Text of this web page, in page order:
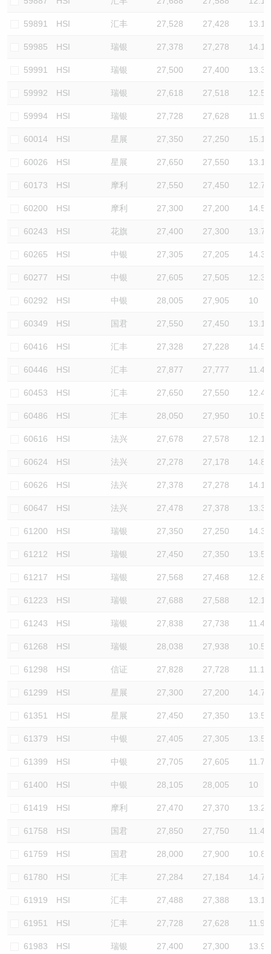
59891 HSI 汇丰 27,528 27,428 13.1
59985 HSI 瑞银 27,378 27,278 14.1
59991 HSI 瑞银 27,500 27,400 13.3
59992 HSI 瑞银 27,618 27,518 12.5
59994 HSI 瑞银 27,728 27,628 11.9
60014 HSI 星展 27,350 27,250 15.1
60026 HSI 星展 27,650 27,550 13.1
60173 HSI 摩利 27,550 27,450 12.7
60200 HSI 摩利 27,300 27,200 14.5
60243 HSI 花旗 27,400 27,300 13.7
60265 HSI 中银 27,305 27,205 14.3
60277 HSI 中银 27,605 27,505 12.3
60292 HSI 中银 28,005 27,905 10
60349 HSI 国君 27,550 27,450 13.1
60416 HSI 汇丰 27,328 27,228 14.5
60446 HSI 汇丰 27,877 27,777 11.4
60453 HSI 汇丰 27,650 27,550 12.4
60486 HSI 汇丰 28,050 27,950 10.5
60616 HSI 法兴 27,678 27,578 12.1
60624 HSI 法兴 27,278 27,178 14.8
60626 HSI 法兴 27,378 27,278 14.1
60647 HSI 法兴 27,478 27,378 13.3
61200 HSI 瑞银 27,350 27,250 14.3
61212 HSI 瑞银 27,450 27,350 13.5
61217 HSI 瑞银 27,568 27,468 12.8
61223 HSI 瑞银 27,688 27,588 12.1
61243 HSI 瑞银 27,838 27,738 11.4
61268 HSI 瑞银 28,038 27,938 10.5
61298 HSI 信证 27,828 27,728 11.1
61299 HSI 星展 27,300 27,200 14.7
61351 HSI 星展 27,450 27,350 13.5
61379 HSI 中银 27,405 27,305 13.5
61399 HSI 中银 27,705 27,605 11.7
61400 HSI 中银 28,105 28,005 10
61419 HSI 摩利 27,470 27,370 13.2
61758 HSI 国君 27,850 27,750 11.4
61759 HSI 国君 28,000 27,900 10.8
61780 HSI 汇丰 27,284 27,184 14.7
61919 HSI 汇丰 27,488 27,388 13.1
61951 HSI 汇丰 27,728 27,628 11.9
61983 HSI 瑞银 27,400 27,300 13.9